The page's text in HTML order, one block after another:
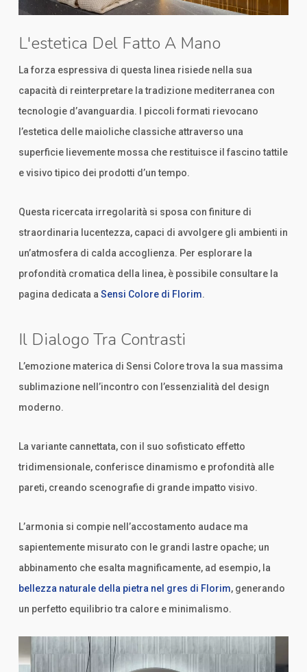
L'estetica Del Fatto A Mano
La forza espressiva di questa linea risiede nella sua
capacità di reinterpretare la tradizione mediterranea con
tecnologie d’avanguardia. I piccoli formati rievocano
l’estetica delle maioliche classiche attraverso una
superficie lievemente mossa che restituisce il fascino tattile
e visivo tipico dei prodotti d’un tempo.
Questa ricercata irregolarità si sposa con finiture di
straordinaria lucentezza, capaci di avvolgere gli ambienti in
un’atmosfera di calda accoglienza. Per esplorare la
profondità cromatica della linea, è possibile consultare la
pagina dedicata a Sensi Colore di Florim.
Il Dialogo Tra Contrasti
L’emozione materica di Sensi Colore trova la sua massima
sublimazione nell’incontro con l’essenzialità del design
moderno.
La variante cannettata, con il suo sofisticato effetto
tridimensionale, conferisce dinamismo e profondità alle
pareti, creando scenografie di grande impatto visivo.
L’armonia si compie nell’accostamento audace ma
sapientemente misurato con le grandi lastre opache; un
abbinamento che esalta magnificamente, ad esempio, la
bellezza naturale della pietra nel gres di Florim, generando
un perfetto equilibrio tra calore e minimalismo.